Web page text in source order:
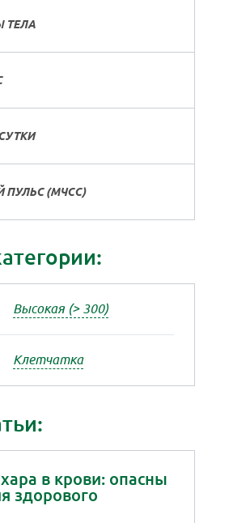
ТЕЛА
(МЧСС)
Высокая (> 300)
Клетчатка
в крови: опасны
здорового